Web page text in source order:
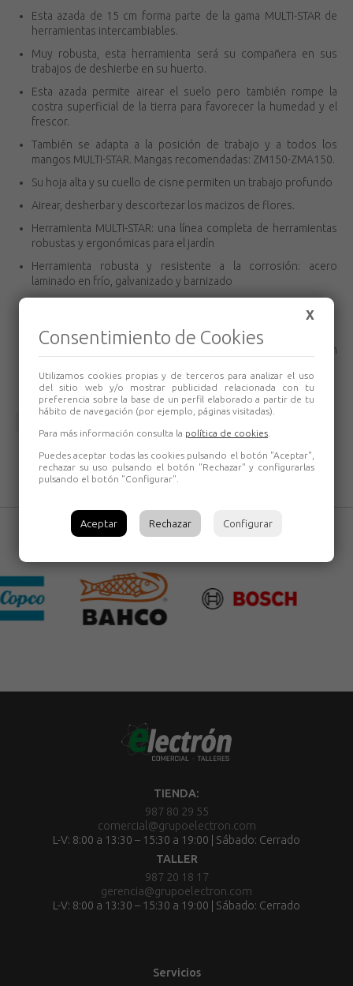
Esta azada de 15 cm forma parte de la gama MULTI-STAR de
herramientas intercambiables.
Muy robusta, esta herramienta será su compañera en sus
trabajos de deshierbe en su huerto.
Esta azada permite airear el suelo pero también rompe la
costra superficial de la tierra para favorecer la humedad y el
frescor.
También se adapta a la posición de trabajo y a todos los
mangos MULTI-STAR. Mangas recomendadas: ZM150-ZMA150.
Su hoja alta y su cuello de cisne permiten un trabajo profundo
Airear, desherbar y descortezar los macizos de flores.
Herramienta MULTI-STAR: una línea completa de herramientas
robustas y ergonómicas para el jardín
Herramienta robusta y resistente a la corrosión: acero
laminado en frío, galvanizado y barnizado
30 años de garantía con la gama MULTI-STAR
Ahorro de espacio: herramientas y mangos son
TIENDA:
987 80 29 55
comercial@grupoelectron.com
L-V: 8:00 a 13:30 – 15:30 a 19:00 | Sábado: Cerrado
TALLER
987 20 18 17
gerencia@grupoelectron.com
L-V: 8:00 a 13:30 – 15:30 a 19:00 | Sábado: Cerrado
Servicios
X
Consentimiento de Cookies
Utilizamos cookies propias y de terceros para analizar el uso
del sitio web y/o mostrar publicidad relacionada con tu
preferencia sobre la base de un perfil elaborado a partir de tu
hábito de navegación (por ejemplo, páginas visitadas).
Para más información consulta la política de cookies
Puedes aceptar todas las cookies pulsando el botón "Aceptar",
rechazar su uso pulsando el botón "Rechazar" y configurarlas
pulsando el botón "Configurar".
Aceptar Rechazar Configurar